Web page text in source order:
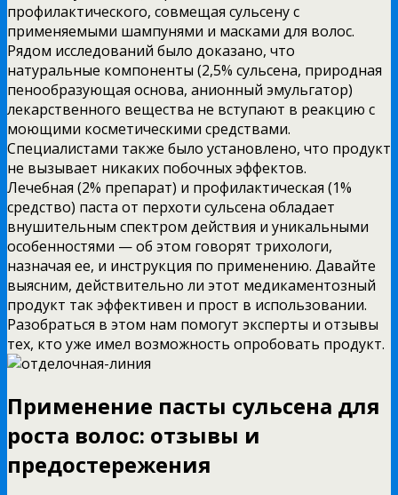
профилактического, совмещая сульсену с
применяемыми шампунями и масками для волос.
Рядом исследований было доказано, что
натуральные компоненты (2,5% сульсена, природная
пенообразующая основа, анионный эмульгатор)
лекарственного вещества не вступают в реакцию с
моющими косметическими средствами.
Специалистами также было установлено, что продукт
не вызывает никаких побочных эффектов.
Лечебная (2% препарат) и профилактическая (1%
средство) паста от перхоти сульсена обладает
внушительным спектром действия и уникальными
особенностями — об этом говорят трихологи,
назначая ее, и инструкция по применению. Давайте
выясним, действительно ли этот медикаментозный
продукт так эффективен и прост в использовании.
Разобраться в этом нам помогут эксперты и отзывы
тех, кто уже имел возможность опробовать продукт.
Применение пасты сульсена для
роста волос: отзывы и
предостережения